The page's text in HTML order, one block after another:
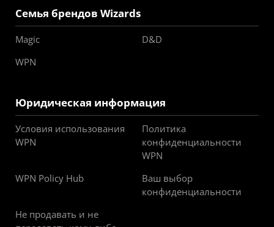
Семья брендов Wizards
Magic
D&D
WPN
Юридическая информация
Условия использования
WPN
Политика
конфиденциальности
WPN
WPN Policy Hub
Ваш выбор
конфиденциальности
Не продавать и не